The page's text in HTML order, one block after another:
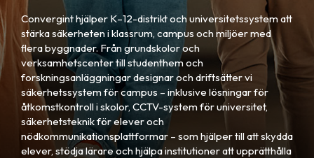
Convergint hjälper K–12-distrikt och universitetssystem att
stärka säkerheten i klassrum, campus och miljöer med
flera byggnader. Från grundskolor och
verksamhetscenter till studenthem och
forskningsanläggningar designar och driftsätter vi
säkerhetssystem för campus – inklusive lösningar för
åtkomstkontroll i skolor, CCTV-system för universitet,
säkerhetsteknik för elever och
nödkommunikationsplattformar – som hjälper till att skydda
elever, stödja lärare och hjälpa institutioner att upprätthålla